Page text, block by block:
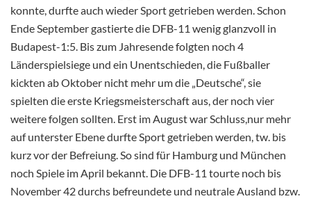
konnte, durfte auch wieder Sport getrieben werden. Schon
Ende September gastierte die DFB-11 wenig glanzvoll in
Budapest-1:5. Bis zum Jahresende folgten noch 4
Länderspielsiege und ein Unentschieden, die Fußballer
kickten ab Oktober nicht mehr um die „Deutsche“, sie
spielten die erste Kriegsmeisterschaft aus, der noch vier
weitere folgen sollten. Erst im August war Schluss,nur mehr
auf unterster Ebene durfte Sport getrieben werden, tw. bis
kurz vor der Befreiung. So sind für Hamburg und München
noch Spiele im April bekannt. Die DFB-11 tourte noch bis
November 42 durchs befreundete und neutrale Ausland bzw.